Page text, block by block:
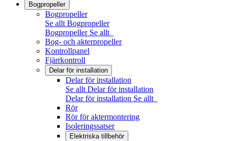
Bogpropeller
Bogpropeller
Se allt Bogpropeller
Bogpropeller Se allt
Bog- och akterpropeller
Kontrollpanel
Fjärrkontroll
Delar för installation
Delar för installation
Se allt Delar för installation
Delar för installation Se allt
Rör
Rör för aktermontering
Isoleringssatser
Elektriska tillbehör